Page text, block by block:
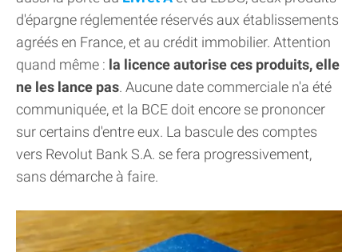
d'épargne réglementée réservés aux établissements
agréés en France, et au crédit immobilier. Attention
quand même : la licence autorise ces produits, elle
ne les lance pas. Aucune date commerciale n'a été
communiquée, et la BCE doit encore se prononcer
sur certains d'entre eux. La bascule des comptes
vers Revolut Bank S.A. se fera progressivement,
sans démarche à faire.